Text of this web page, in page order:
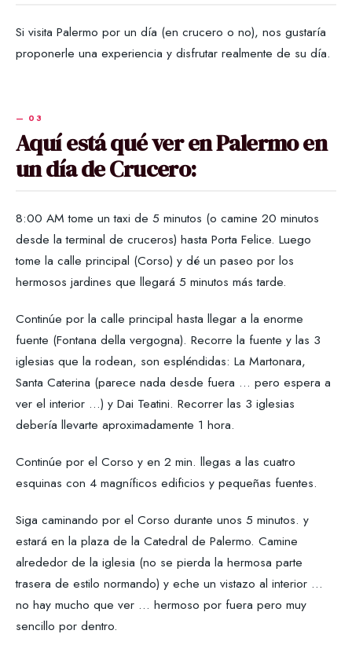
Si visita Palermo por un día (en crucero o no), nos gustaría
proponerle una experiencia y disfrutar realmente de su día.
Aquí está qué ver en Palermo en
un día de Crucero:
8:00 AM tome un taxi de 5 minutos (o camine 20 minutos
desde la terminal de cruceros) hasta Porta Felice. Luego
tome la calle principal (Corso) y dé un paseo por los
hermosos jardines que llegará 5 minutos más tarde.
Continúe por la calle principal hasta llegar a la enorme
fuente (Fontana della vergogna). Recorre la fuente y las 3
iglesias que la rodean, son espléndidas: La Martonara,
Santa Caterina (parece nada desde fuera ... pero espera a
ver el interior ...) y Dai Teatini. Recorrer las 3 iglesias
debería llevarte aproximadamente 1 hora.
Continúe por el Corso y en 2 min. llegas a las cuatro
esquinas con 4 magníficos edificios y pequeñas fuentes.
Siga caminando por el Corso durante unos 5 minutos. y
estará en la plaza de la Catedral de Palermo. Camine
alrededor de la iglesia (no se pierda la hermosa parte
trasera de estilo normando) y eche un vistazo al interior ...
no hay mucho que ver ... hermoso por fuera pero muy
sencillo por dentro.